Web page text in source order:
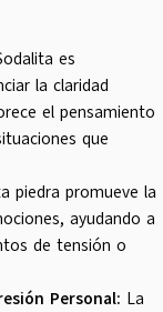
es
la claridad
el pensamiento
que
piedra promueve la
ayudando a
de tensión o
Personal: La